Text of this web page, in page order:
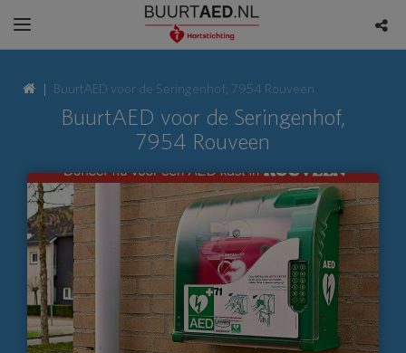
BuurtAED voor de Seringenhof, 7954 Rouveen
BuurtAED voor de Seringenhof,
7954 Rouveen